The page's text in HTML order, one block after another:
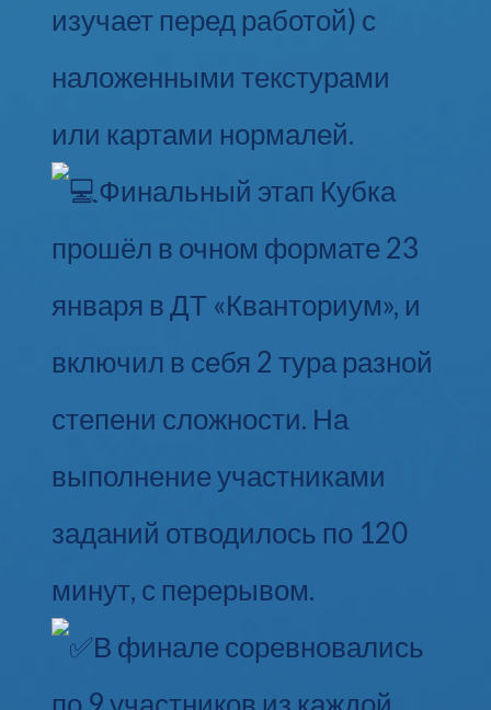
изучает перед работой) с
наложенными текстурами
или картами нормалей.
Финальный этап Кубка
прошёл в очном формате 23
января в ДТ «Кванториум», и
включил в себя 2 тура разной
степени сложности. На
выполнение участниками
заданий отводилось по 120
минут, с перерывом.
В финале соревновались